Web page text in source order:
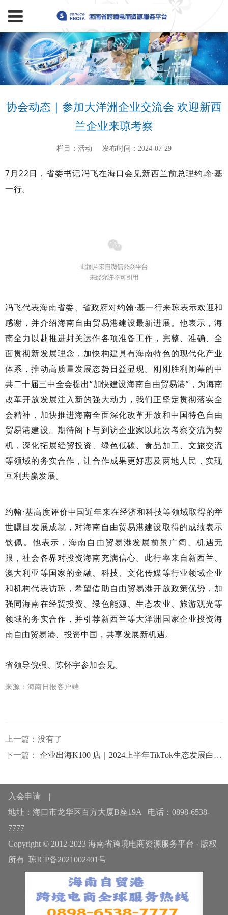
协会动态｜参加大洋洲企业交流会 欢迎新西
兰企业来琼考察
栏目：活动 发布时间：2024-07-29
7月22日，省委书记冯飞在海口会见新西兰前总理约翰·基
一行。
冯飞代表海南省委、省政府对约翰·基一行来琼表示欢迎和
感谢，并介绍海南自由贸易港建设最新进展。他表示，海
南全力以赴推进封关运作各项准备工作，完整、准确、全
面贯彻新发展理念，加快构建具有海南特色的现代化产业
体系，推动高质量发展态势日益显现。刚刚胜利闭幕的中
共二十届三中全会提出“加快建设海南自由贸易港”，为海南
改革开放发展注入新的强大动力，我们正坚定贯彻落实全
会精神，加快推进海南全面深化改革开放和中国特色自由
贸易港建设。期待阁下与到访企业家以此次考察交流为契
机，深化拓展经贸投资、绿色低碳、食品加工、文旅交流
等领域的务实合作，让合作成果更好惠及两地人民，实现
互利共赢发展。
约翰·基高度评价中国近年来在经济和科技等领域取得的举
世瞩目发展成就，对海南自由贸易港建设取得的成绩表示
钦佩。他表示，海南自由贸易港发展前景广阔、机遇无
限，社会各界对投资海南充满信心。此行率来自新西兰、
澳大利亚等国家的金融、科技、文化传媒等行业领域企业
和机构代表访琼，希望借助自由贸易港开放政策优势，加
强同海南在经贸投资、绿色能源、生态农业、旅游观光等
领域的务实合作，并引荐新西兰等大洋洲国家企业投资海
南自由贸易港、投资中国，共享发展新机遇。
省领导倪强、陈怀宇参加会见。
来源：海南日报客户端
上一篇：没有了
下一篇：
企业出海K100 店｜2024上半年TikTok生态发展白皮书
入会申请|
地址：海口市龙华区百方大厦B座19A 电话：0898-6538-
7777
Copyright © 2012-2023 海南省跨境电商资源服务平台 · 版权
所有 琼ICP备2021002401号